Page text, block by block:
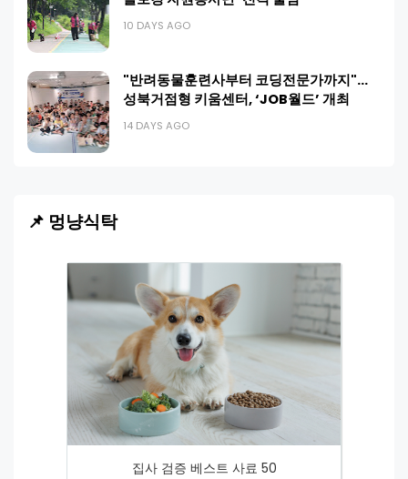
10 DAYS AGO
"반려동물훈련사부터 코딩전문가까지"…
성북거점형 키움센터, ‘JOB월드’ 개최
14 DAYS AGO
📌 멍냥식탁
집사 검증 베스트 사료 50